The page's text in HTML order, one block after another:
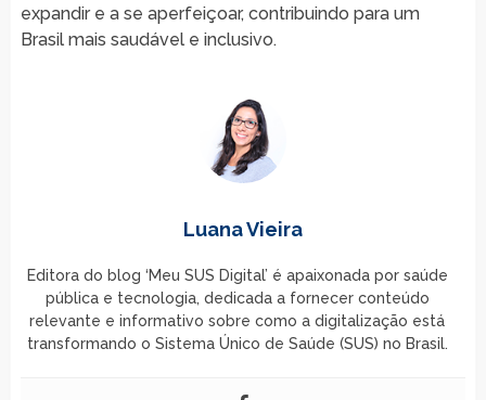
expandir e a se aperfeiçoar, contribuindo para um
Brasil mais saudável e inclusivo.
Luana Vieira
Editora do blog ‘Meu SUS Digital’ é apaixonada por saúde
pública e tecnologia, dedicada a fornecer conteúdo
relevante e informativo sobre como a digitalização está
transformando o Sistema Único de Saúde (SUS) no Brasil.